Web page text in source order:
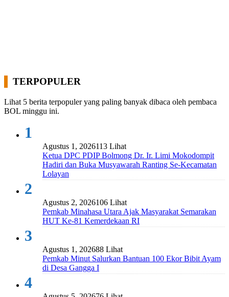
TERPOPULER
Lihat 5 berita terpopuler yang paling banyak dibaca oleh pembaca
BOL minggu ini.
1
Agustus 1, 2026113 Lihat
Ketua DPC PDIP Bolmong Dr. Ir. Limi Mokodompit
Hadiri dan Buka Musyawarah Ranting Se-Kecamatan
Lolayan
2
Agustus 2, 2026106 Lihat
Pemkab Minahasa Utara Ajak Masyarakat Semarakan
HUT Ke-81 Kemerdekaan RI
3
Agustus 1, 202688 Lihat
Pemkab Minut Salurkan Bantuan 100 Ekor Bibit Ayam
di Desa Gangga I
4